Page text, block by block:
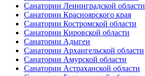
Санатории Ленинградской области
Санатории Красноярского края
Санатории Костромской области
Санатории Кировской области
Санатории Адыгеи
Санатории Архангельской области
Санатории Амурской области
Санатории Астраханской области